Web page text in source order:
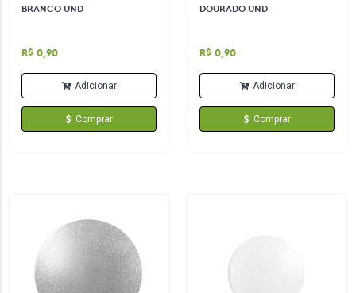
BRANCO UND
R$ 0,90
Adicionar
Comprar
DOURADO UND
R$ 0,90
Adicionar
Comprar